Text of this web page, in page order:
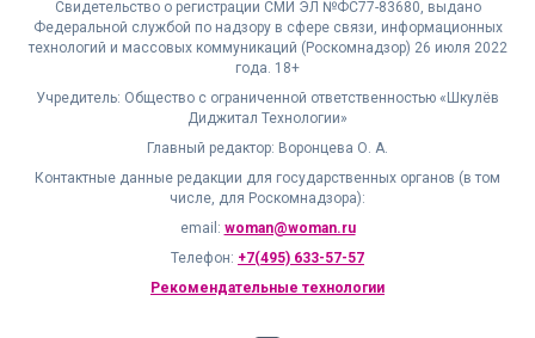
Свидетельство о регистрации СМИ ЭЛ №ФС77-83680, выдано
Федеральной службой по надзору в сфере связи, информационных
технологий и массовых коммуникаций (Роскомнадзор) 26 июля 2022
года. 18+
Учредитель: Общество с ограниченной ответственностью «Шкулёв
Диджитал Технологии»
Главный редактор: Воронцева О. А.
Контактные данные редакции для государственных органов (в том
числе, для Роскомнадзора):
email: woman@woman.ru
Телефон: +7(495) 633-57-57
Рекомендательные технологии